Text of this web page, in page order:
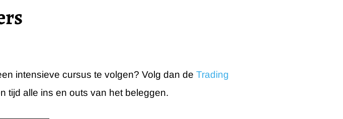
intensieve cursus te volgen? Volg dan de Trading
tijd alle ins en outs van het beleggen.